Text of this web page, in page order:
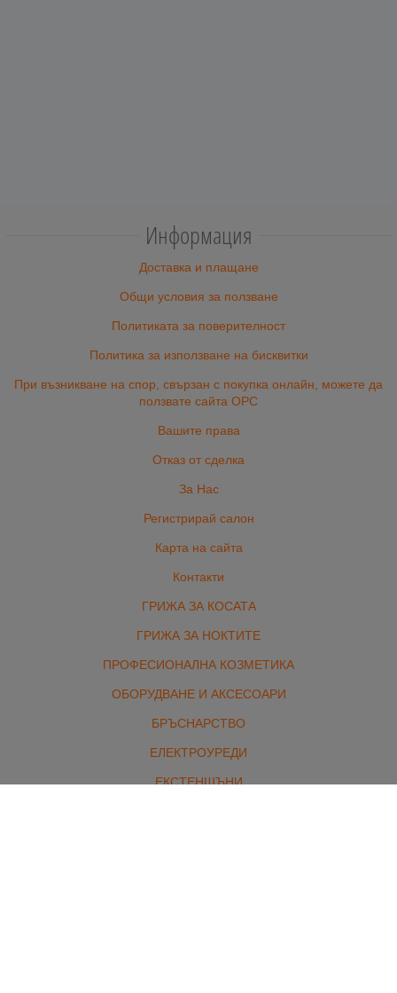
Информация
Доставка и плащане
Общи условия за ползване
Политиката за поверителност
Политика за използване на бисквитки
При възникване на спор, свързан с покупка онлайн, можете да
ползвате сайта ОРС
Вашите права
Отказ от сделка
За Нас
Регистрирай салон
Карта на сайта
Контакти
ГРИЖА ЗА КОСАТА
ГРИЖА ЗА НОКТИТЕ
ПРОФЕСИОНАЛНА КОЗМЕТИКА
ОБОРУДВАНЕ И АКСЕСОАРИ
БРЪСНАРСТВО
ЕЛЕКТРОУРЕДИ
ЕКСТЕНШЪНИ